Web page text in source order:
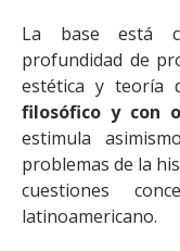
La base está
profundidad de
estética y teoría
filosófico y con
estimula
problemas de la
cuestiones
latinoamericano.